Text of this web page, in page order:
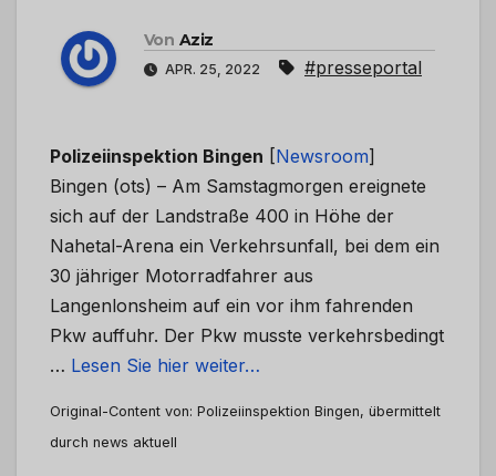
Von Aziz
APR. 25, 2022 #presseportal
Polizeiinspektion Bingen [Newsroom]
Bingen (ots) – Am Samstagmorgen ereignete
sich auf der Landstraße 400 in Höhe der
Nahetal-Arena ein Verkehrsunfall, bei dem ein
30 jähriger Motorradfahrer aus
Langenlonsheim auf ein vor ihm fahrenden
Pkw auffuhr. Der Pkw musste verkehrsbedingt
… Lesen Sie hier weiter…
Original-Content von: Polizeiinspektion Bingen, übermittelt
durch news aktuell